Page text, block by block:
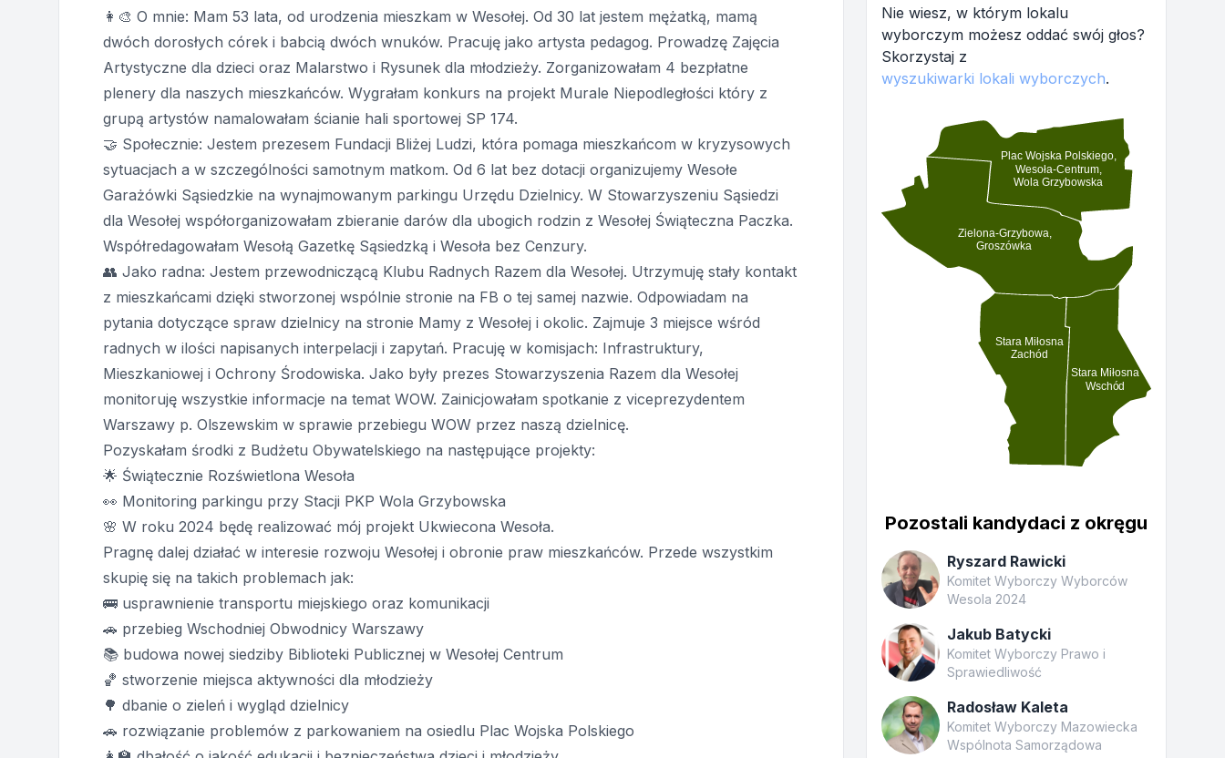
👩‍🎨 O mnie: Mam 53 lata, od urodzenia mieszkam w Wesołej. Od 30 lat jestem mężatką, mamą
dwóch dorosłych córek i babcią dwóch wnuków. Pracuję jako artysta pedagog. Prowadzę Zajęcia
Artystyczne dla dzieci oraz Malarstwo i Rysunek dla młodzieży. Zorganizowałam 4 bezpłatne
plenery dla naszych mieszkańców. Wygrałam konkurs na projekt Murale Niepodległości który z
grupą artystów namalowałam ścianie hali sportowej SP 174.
🤝 Społecznie: Jestem prezesem Fundacji Bliżej Ludzi, która pomaga mieszkańcom w kryzysowych
sytuacjach a w szczególności samotnym matkom. Od 6 lat bez dotacji organizujemy Wesołe
Garażówki Sąsiedzkie na wynajmowanym parkingu Urzędu Dzielnicy. W Stowarzyszeniu Sąsiedzi
dla Wesołej współorganizowałam zbieranie darów dla ubogich rodzin z Wesołej Świąteczna Paczka.
Współredagowałam Wesołą Gazetkę Sąsiedzką i Wesoła bez Cenzury.
👥 Jako radna: Jestem przewodniczącą Klubu Radnych Razem dla Wesołej. Utrzymuję stały kontakt
z mieszkańcami dzięki stworzonej wspólnie stronie na FB o tej samej nazwie. Odpowiadam na
pytania dotyczące spraw dzielnicy na stronie Mamy z Wesołej i okolic. Zajmuje 3 miejsce wśród
radnych w ilości napisanych interpelacji i zapytań. Pracuję w komisjach: Infrastruktury,
Mieszkaniowej i Ochrony Środowiska. Jako były prezes Stowarzyszenia Razem dla Wesołej
monitoruję wszystkie informacje na temat WOW. Zainicjowałam spotkanie z viceprezydentem
Warszawy p. Olszewskim w sprawie przebiegu WOW przez naszą dzielnicę.
Pozyskałam środki z Budżetu Obywatelskiego na następujące projekty:
🌟 Świątecznie Rozświetlona Wesoła
👀 Monitoring parkingu przy Stacji PKP Wola Grzybowska
🌸 W roku 2024 będę realizować mój projekt Ukwiecona Wesoła.
Pragnę dalej działać w interesie rozwoju Wesołej i obronie praw mieszkańców. Przede wszystkim
skupię się na takich problemach jak:
🚌 usprawnienie transportu miejskiego oraz komunikacji
🚗 przebieg Wschodniej Obwodnicy Warszawy
📚 budowa nowej siedziby Biblioteki Publicznej w Wesołej Centrum
🏀 stworzenie miejsca aktywności dla młodzieży
🌳 dbanie o zieleń i wygląd dzielnicy
🚗 rozwiązanie problemów z parkowaniem na osiedlu Plac Wojska Polskiego
Nie wiesz, w którym lokalu
wyborczym możesz oddać swój głos?
Skorzystaj z
wyszukiwarki lokali wyborczych.
Stara Miłosna
Wschód
Stara Miłosna
Zachód
Zielona-Grzybowa,
Groszówka
Plac Wojska Polskiego,
Wesoła-Centrum,
Wola Grzybowska
Pozostali kandydaci z okręgu
Ryszard Rawicki
Komitet Wyborczy Wyborców
Wesola 2024
Jakub Batycki
Komitet Wyborczy Prawo i
Sprawiedliwość
Radosław Kaleta
Komitet Wyborczy Mazowiecka
Wspólnota Samorządowa